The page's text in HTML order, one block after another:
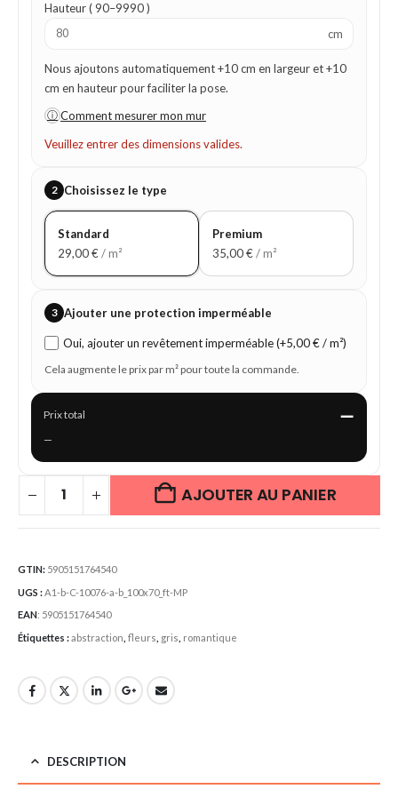
Hauteur ( 90–9990 )
cm
Nous ajoutons automatiquement +10 cm en largeur et +10
cm en hauteur pour faciliter la pose.
ⓘ Comment mesurer mon mur
Veuillez entrer des dimensions valides.
2 Choisissez le type
Standard
29,00€/ m²
Premium
35,00€/ m²
3 Ajouter une protection imperméable
Oui, ajouter un revêtement imperméable (+5,00 € / m²)
Cela augmente le prix par m² pour toute la commande.
Prix total —
—
AJOUTER AU PANIER
GTIN: 5905151764540
UGS :A1-b-C-10076-a-b_100x70_ft-MP
EAN: 5905151764540
Étiquettes :abstraction fleurs gris romantique
DESCRIPTION